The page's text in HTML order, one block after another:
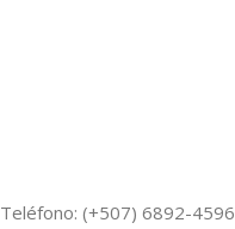
Teléfono: (+507) 6892-4596